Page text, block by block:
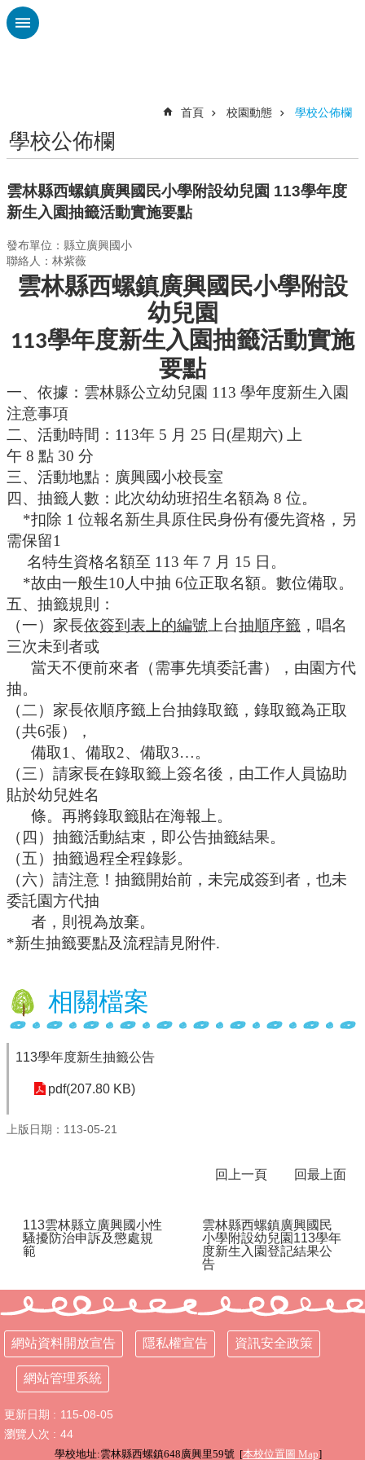
跳到主要內容區塊
認
廣
興
刊
專
欄
動
行
政
處
室
課
程
務
化
學
校
關
網
頁
校
相
關
法
規
定
縣
訪
English
Version
課
程
畫
小
生
活
(臉
書)
廣
興
國
附
設
首頁 校園動態 學校公佈欄
學校公佈欄
雲林縣西螺鎮廣興國民小學附設幼兒園 113學年度
新生入園抽籤活動實施要點
發布單位：縣立廣興國小
聯絡人：林紫薇
雲林縣西螺鎮廣興國民小學附設
幼兒園
113學年度新生入園抽籤活動實施
要點
一、依據：雲林縣公立幼兒園 113 學年度新生入園
注意事項
二、活動時間：113年 5 月 25 日(星期六) 上
午 8 點 30 分
三、活動地點：廣興國小校長室
四、抽籤人數：此次幼幼班招生名額為 8 位。
*扣除 1 位報名新生具原住民身份有優先資格，另
需保留1
名特生資格名額至 113 年 7 月 15 日。
*故由一般生10人中抽 6位正取名額。數位備取。
五、抽籤規則：
（一）家長依簽到表上的編號上台抽順序籤 ，唱名
三次未到者或
當天不便前來者（需事先填委託書），由園方代
抽。
（二）家長依順序籤上台抽錄取籤，錄取籤為正取
（共6張），
備取1、備取2、備取3…。
（三）請家長在錄取籤上簽名後，由工作人員協助
貼於幼兒姓名
條。 再將錄取籤貼在海報上。
（四）抽籤活動結束，即公告抽籤結果。
（五）抽籤過程全程錄影。
（六）請注意！抽籤開始前，未完成簽到者，也未
委託園方代抽
者， 則視為放棄。
*新生抽籤要點及流程請見附件.
相關檔案
113學年度新生抽籤公告
pdf(207.80 KB)
上版日期：113-05-21
回上一頁 回最上面
113雲林縣立廣興國小性
騷擾防治申訴及懲處規
範
雲林縣西螺鎮廣興國民
小學附設幼兒園113學年
度新生入園登記結果公
告
網站資料開放宣告 隱私權宣告 資訊安全政策
網站管理系統
更新日期
115-08-05
瀏覽人次
44
學校地址:雲林縣西螺鎮648廣興里59號 [本校位置圖 Map]